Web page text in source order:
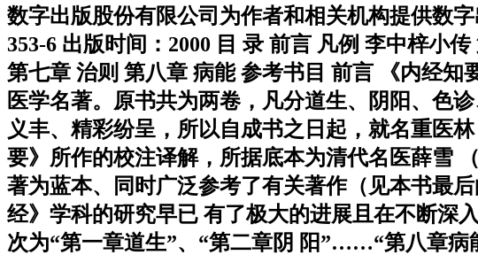
数字出版股份有限公司为作者和相关机构提供数
353-6 出版时间：2000 目 录 前言 凡例 李中梓小
第七章 治则 第八章 病能 参考书目 前言 《内经
医学名著。原书共为两卷，凡分道生、阴阳、色
义丰、精彩纷呈，所以自成书之日起，就名重医
要》所作的校注译解，所据底本为清代名医薛雪
著为蓝本、同时广泛参考了有关著作（见本书最
经》学科的研究早已 有了极大的进展且在不断深
次为“第一章道生”、“第二章阴 阳”……“第八章病